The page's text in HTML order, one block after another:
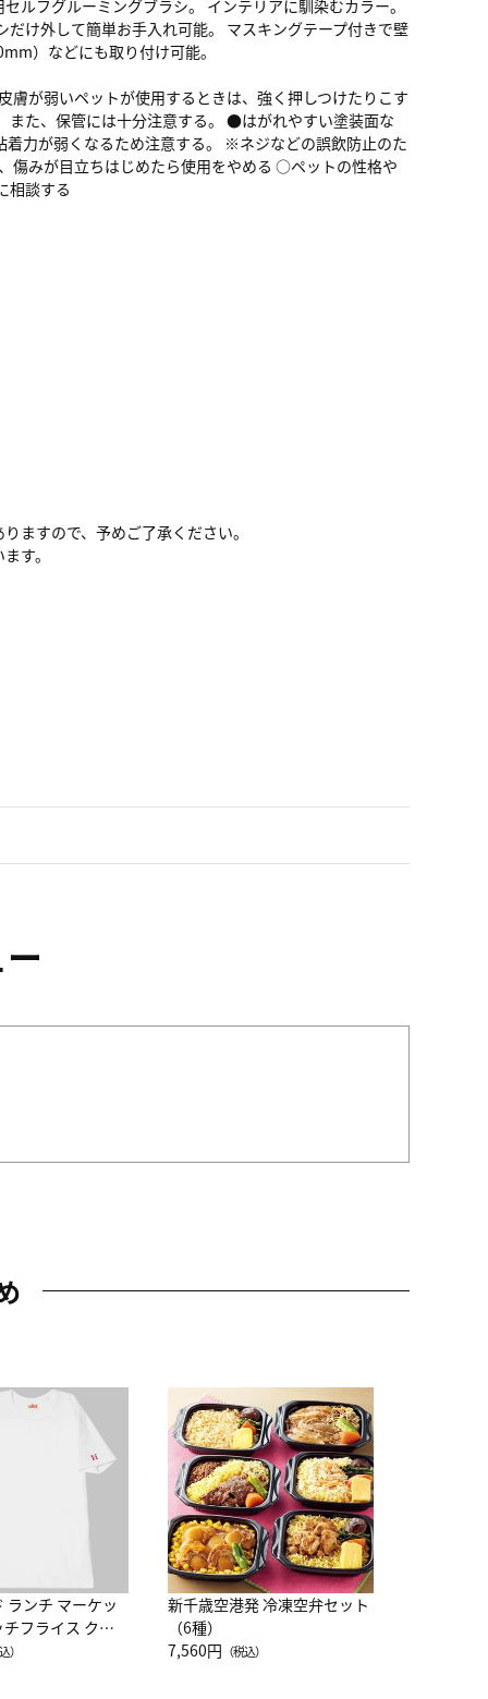
ルフグルーミングブラシ。 インテリアに馴染むカラー。
け外して簡単お手入れ可能。 マスキングテープ付きで壁
）などにも取り付け可能。
が弱いペットが使用するときは、強く押しつけたりこす
た、保管には十分注意する。 ●はがれやすい塗装面な
力が弱くなるため注意する。 ※ネジなどの誤飲防止のた
みが目立ちはじめたら使用をやめる ○ペットの性格や
相談する
ますので、予めご了承ください。
す。
ランチ マーケッ
チフライス クル
半袖Ｔシャツ
）
新千歳空港発 冷凍空弁セット
（6種）
7,560円 （税込）